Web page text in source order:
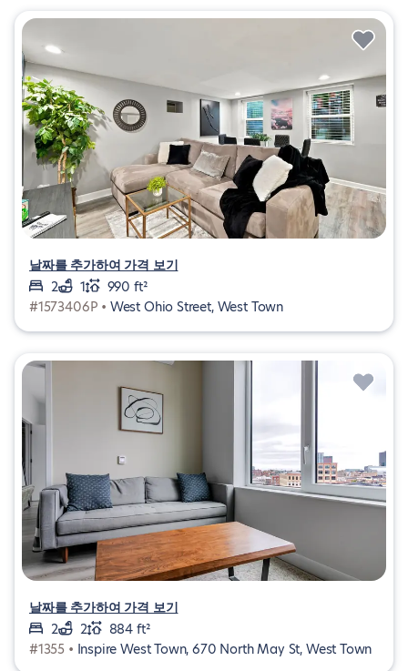
날짜를 추가하여 가격 보기
2
1
990 ft²
#1573406P • West Ohio Street, West Town
날짜를 추가하여 가격 보기
2
2
884 ft²
#1355 • Inspire West Town, 670 North May St, West Town